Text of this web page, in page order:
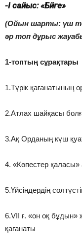
-І сайыс: «Бәйге»
(Ойын шарты: үш
әр топ дұрыс
1-топтың сұрақтары
1.Түрік қағанатының
2.Атлах шайқасы
3.Ақ Орданың күш
4. «Көпестер
5.Үйсіндердің
6.VII ғ. «он оқ бұдын»
қағанаты